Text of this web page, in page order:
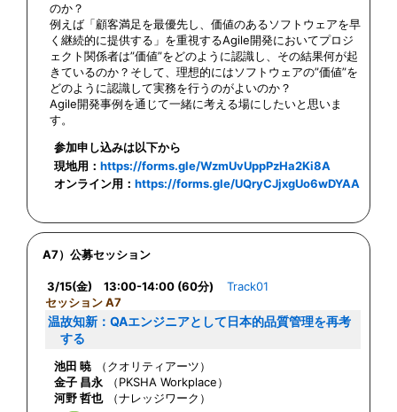
のか？
例えば「顧客満足を最優先し、価値のあるソフトウェアを早
く継続的に提供する」を重視するAgile開発においてプロジ
ェクト関係者は”価値”をどのように認識し、その結果何が起
きているのか？そして、理想的にはソフトウェアの”価値”を
どのように認識して実務を行うのがよいのか？
Agile開発事例を通じて一緒に考える場にしたいと思いま
す。
参加申し込みは以下から
現地用： https://forms.gle/WzmUvUppPzHa2Ki8A
オンライン用： https://forms.gle/UQryCJjxgUo6wDYAA
A7）公募セッション
3/15(金) 13:00-14:00 (60分)
Track01
セッション A7
温故知新：QAエンジニアとして日本的品質管理を再考
する
池田 暁
（クオリティアーツ）
金子 昌永
（PKSHA Workplace）
河野 哲也
（ナレッジワーク）